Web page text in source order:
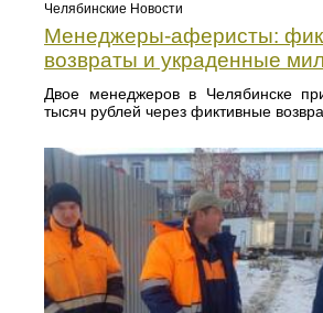
Челябинские Новости
Менеджеры-аферисты:
возвраты и украденные
Двое менеджеров в Челябинске
тысяч рублей через фиктивные